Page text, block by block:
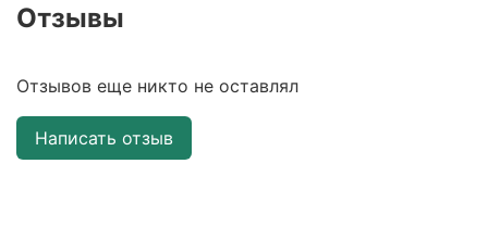
Отзывы
Отзывов еще никто не оставлял
Написать отзыв